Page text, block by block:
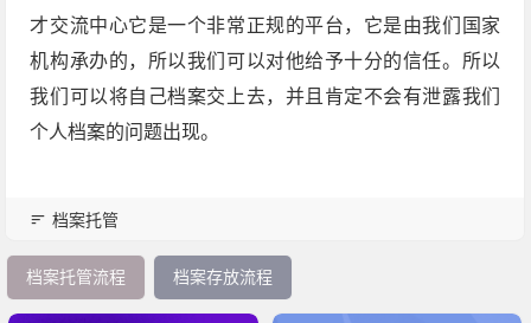
才交流中心它是一个非常正规的平台，它是由我们国家
机构承办的，所以我们可以对他给予十分的信任。所以
我们可以将自己档案交上去，并且肯定不会有泄露我们
个人档案的问题出现。
档案托管
档案托管流程 档案存放流程